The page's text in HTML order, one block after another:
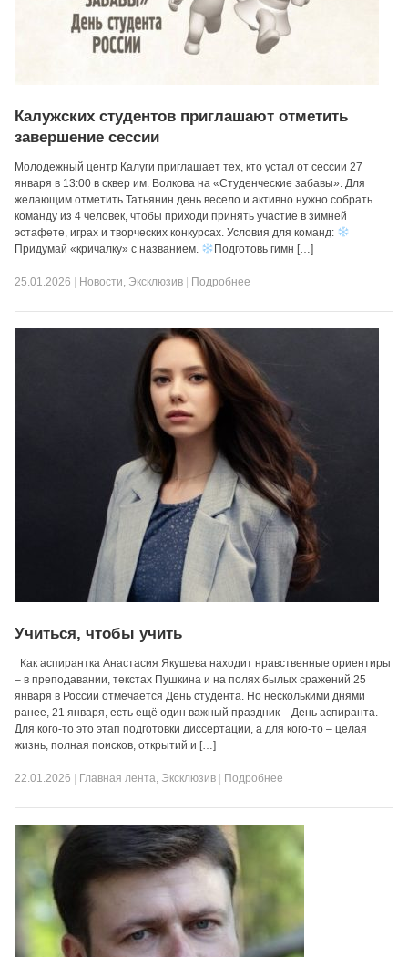
Калужских студентов приглашают отметить
завершение сессии
Молодежный центр Калуги приглашает тех, кто устал от сессии 27
января в 13:00 в сквер им. Волкова на «Студенческие забавы». Для
желающим отметить Татьянин день весело и активно нужно собрать
команду из 4 человек, чтобы приходи принять участие в зимней
эстафете, играх и творческих конкурсах. Условия для команд:
Придумай «кричалку» с названием.
Подготовь гимн […]
25.01.2026 Новости, Эксклюзив Подробнее
Учиться, чтобы учить
Как аспирантка Анастасия Якушева находит нравственные ориентиры
– в преподавании, текстах Пушкина и на полях былых сражений 25
января в России отмечается День студента. Но несколькими днями
ранее, 21 января, есть ещё один важный праздник – День аспиранта.
Для кого-то это этап подготовки диссертации, а для кого-то – целая
жизнь, полная поисков, открытий и […]
22.01.2026 Главная лента, Эксклюзив Подробнее